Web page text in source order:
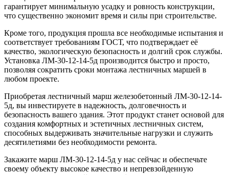
гарантирует минимальную усадку и ровность конструкции,
что существенно экономит время и силы при строительстве.
Кроме того, продукция прошла все необходимые испытания и
соответствует требованиям ГОСТ, что подтверждает её
качество, экологическую безопасность и долгий срок службы.
Установка ЛМ-30-12-14-5д производится быстро и просто,
позволяя сократить сроки монтажа лестничных маршей в
любом проекте.
Приобретая лестничный марш железобетонный ЛМ-30-12-14-
5д, вы инвестируете в надежность, долговечность и
безопасность вашего здания. Этот продукт станет основой для
создания комфортных и эстетичных лестничных систем,
способных выдерживать значительные нагрузки и служить
десятилетиями без необходимости ремонта.
Закажите марш ЛМ-30-12-14-5д у нас сейчас и обеспечьте
своему объекту высокое качество и непревзойденную